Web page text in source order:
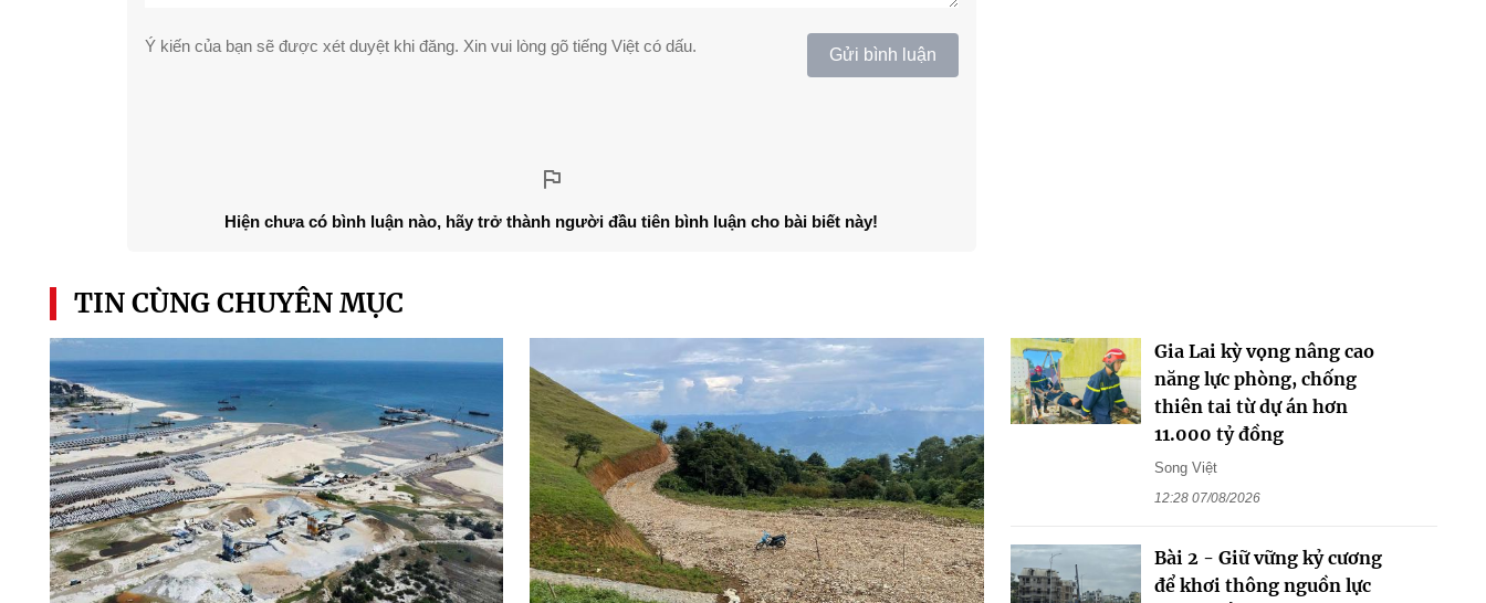
Ý kiến của bạn sẽ được xét duyệt khi đăng. Xin vui lòng gõ tiếng Việt có dấu. Gửi bình luận
Hiện chưa có bình luận nào, hãy trở thành người đầu tiên bình luận cho bài biết này!
TIN CÙNG CHUYÊN MỤC
Gia Lai kỳ vọng nâng cao
năng lực phòng, chống
thiên tai từ dự án hơn
11.000 tỷ đồng
Song Việt
12:28 07/08/2026
Bài 2 - Giữ vững kỷ cương
để khơi thông nguồn lực